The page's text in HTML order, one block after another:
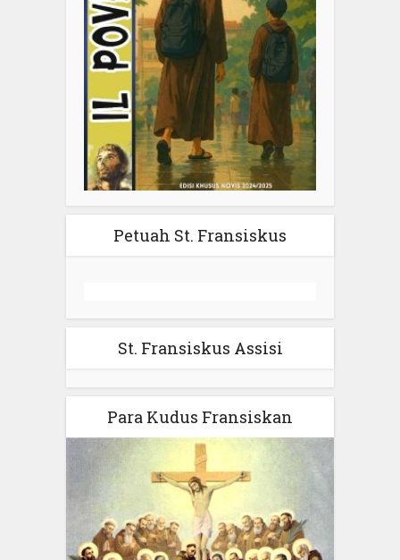
Petuah St. Fransiskus
St. Fransiskus Assisi
Para Kudus Fransiskan